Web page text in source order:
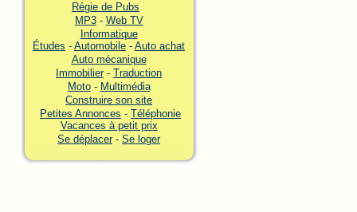
Régie de Pubs
MP3- Web TV
Informatique
Études - Automobile - Auto achat
Auto mécanique
Immobilier- Traduction
Moto - Multimédia
Construire son site
Petites Annonces - Téléphonie
Vacances à petit prix
Se déplacer- Se loger